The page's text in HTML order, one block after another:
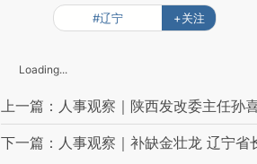
#辽宁 +关注
Loading...
上一篇：人事观察｜陕西发改委主任孙
下一篇：人事观察｜补缺金壮龙 辽宁省